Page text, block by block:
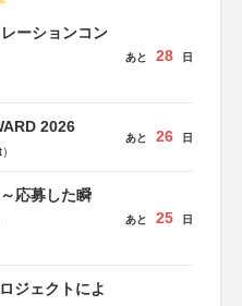
ーションコン
あと 28 日
2026
あと 26 日
応募した瞬
あと 25 日
ジェクトによ